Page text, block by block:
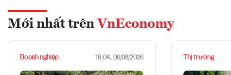
Mới nhất trên VnEconomy
Doanh nghiệp 16:04, 06/08/2026 Thị trường